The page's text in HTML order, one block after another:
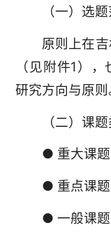
（一）选
原则上在
（见附件1）
研究方向与原则
（二）课
● 重大课
● 重点课
● 一般课